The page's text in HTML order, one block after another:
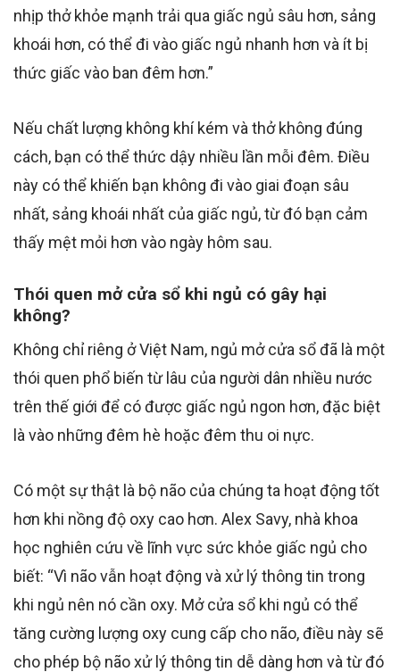
nhịp thở khỏe mạnh trải qua giấc ngủ sâu hơn, sảng
khoái hơn, có thể đi vào giấc ngủ nhanh hơn và ít bị
thức giấc vào ban đêm hơn.”
Nếu chất lượng không khí kém và thở không đúng
cách, bạn có thể thức dậy nhiều lần mỗi đêm. Điều
này có thể khiến bạn không đi vào giai đoạn sâu
nhất, sảng khoái nhất của giấc ngủ, từ đó bạn cảm
thấy mệt mỏi hơn vào ngày hôm sau.
Thói quen mở cửa sổ khi ngủ có gây hại
không?
Không chỉ riêng ở Việt Nam, ngủ mở cửa sổ đã là một
thói quen phổ biến từ lâu của người dân nhiều nước
trên thế giới để có được giấc ngủ ngon hơn, đặc biệt
là vào những đêm hè hoặc đêm thu oi nực.
Có một sự thật là bộ não của chúng ta hoạt động tốt
hơn khi nồng độ oxy cao hơn. Alex Savy, nhà khoa
học nghiên cứu về lĩnh vực sức khỏe giấc ngủ cho
biết: “Vì não vẫn hoạt động và xử lý thông tin trong
khi ngủ nên nó cần oxy. Mở cửa sổ khi ngủ có thể
tăng cường lượng oxy cung cấp cho não, điều này sẽ
cho phép bộ não xử lý thông tin dễ dàng hơn và từ đó